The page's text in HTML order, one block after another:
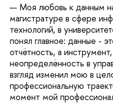
— Моя любовь к данным
магистратуре в сфере
технологий, в
понял главное: данные -
отчётность, а
неопределённость в
взгляд изменил мою в
профессиональную
момент мой